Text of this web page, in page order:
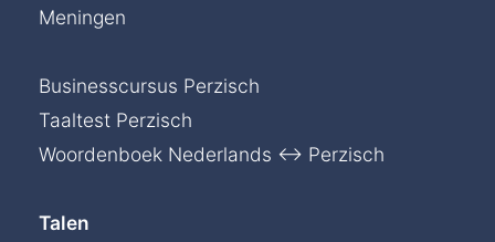
Meningen
Businesscursus Perzisch
Taaltest Perzisch
Woordenboek Nederlands ↔ Perzisch
Talen